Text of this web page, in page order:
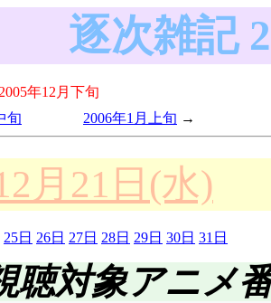
逐次雑記
年12月下旬
旬
2006年1月上旬
月21日(水)
25日 26日 27日 28日 29日 30日 31日
聴対象アニメ